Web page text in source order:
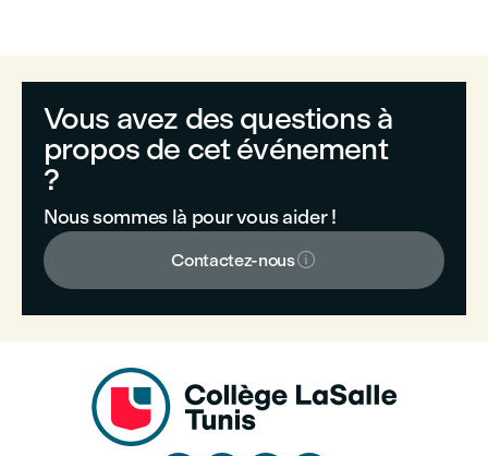
Vous avez des questions à
propos de cet événement
?
Nous sommes là pour vous aider !
Contactez-nous